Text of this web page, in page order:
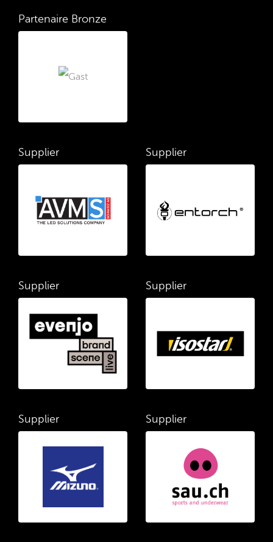
Partenaire Bronze
Supplier Supplier
Supplier Supplier
Supplier Supplier